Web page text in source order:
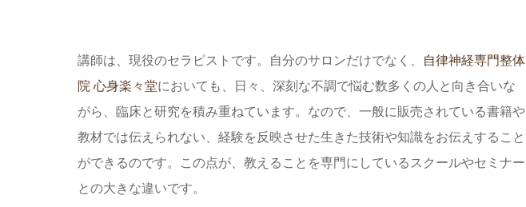
講師は、現役のセラピストです。自分のサロンだけでなく、
自律神経専門整体
院 心身楽々堂においても、日々、深刻な不調で悩む数多くの人と向き合いな
がら、臨床と研究を積み重ねています。なので、一般に販売されている書籍や
教材では伝えられない、経験を反映させた生きた技術や知識をお伝えすること
ができるのです。この点が、教えることを専門にしているスクールやセミナー
との大きな違いです。